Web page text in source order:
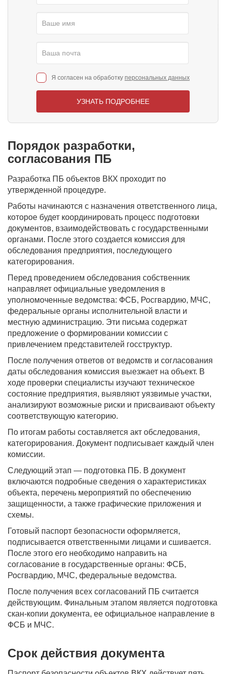
Я согласен на обработку персональных данных
УЗНАТЬ ПОДРОБНЕЕ
Порядок разработки,
согласования ПБ
Разработка ПБ объектов ВКХ проходит по
утвержденной процедуре.
Работы начинаются с назначения ответственного лица,
которое будет координировать процесс подготовки
документов, взаимодействовать с государственными
органами. После этого создается комиссия для
обследования предприятия, последующего
категорирования.
Перед проведением обследования собственник
направляет официальные уведомления в
уполномоченные ведомства: ФСБ, Росгвардию, МЧС,
федеральные органы исполнительной власти и
местную администрацию. Эти письма содержат
предложение о формировании комиссии с
привлечением представителей госструктур.
После получения ответов от ведомств и согласования
даты обследования комиссия выезжает на объект. В
ходе проверки специалисты изучают техническое
состояние предприятия, выявляют уязвимые участки,
анализируют возможные риски и присваивают объекту
соответствующую категорию.
По итогам работы составляется акт обследования,
категорирования. Документ подписывает каждый член
комиссии.
Следующий этап — подготовка ПБ. В документ
включаются подробные сведения о характеристиках
объекта, перечень мероприятий по обеспечению
защищенности, а также графические приложения и
схемы.
Готовый паспорт безопасности оформляется,
подписывается ответственными лицами и сшивается.
После этого его необходимо направить на
согласование в государственные органы: ФСБ,
Росгвардию, МЧС, федеральные ведомства.
После получения всех согласований ПБ считается
действующим. Финальным этапом является подготовка
скан-копии документа, ее официальное направление в
ФСБ и МЧС.
Срок действия документа